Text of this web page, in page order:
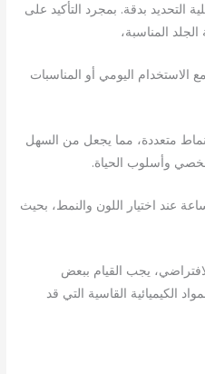
بدقة. بمجرد التأكيد على
المناسبة،
الاستخدام اليومي أو المناسبات
متعددة، مما يجعل من السهل
وأسلوب الحياة.
عند اختيار اللون والنمط، بحيث
يجب القيام ببعض
الكيميائية القاسية التي قد